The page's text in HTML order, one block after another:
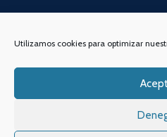
Utilizamos cookies para optimizar